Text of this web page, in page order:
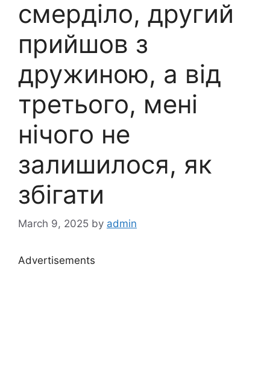
смерділо, другий
прийшов з
дружиною, а від
третього, мені
нічого не
залишилося, як
збігати
March 9, 2025 by admin
Advertisements